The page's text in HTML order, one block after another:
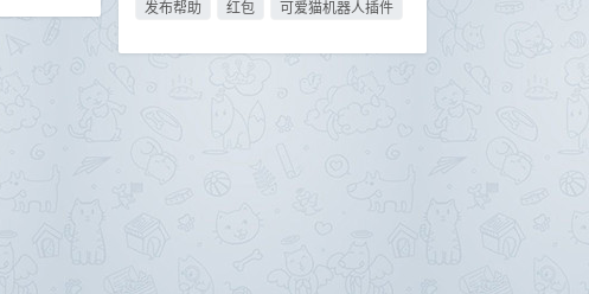
发布帮助
红包 可爱猫机器人插件